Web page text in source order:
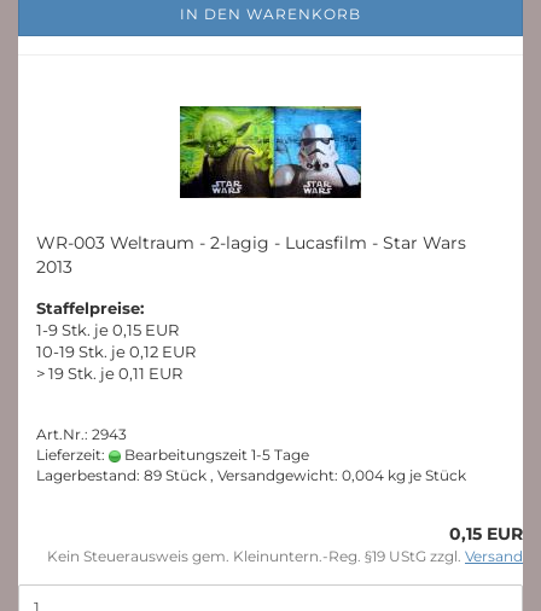
IN DEN WARENKORB
WR-003 Weltraum - 2-lagig - Lucasfilm - Star Wars
2013
Staffelpreise:
1-9 Stk. je 0,15 EUR
10-19 Stk. je 0,12 EUR
> 19 Stk. je 0,11 EUR
Art.Nr.: 2943
Lieferzeit:
Bearbeitungszeit 1-5 Tage
Lagerbestand: 89 Stück , Versandgewicht: 0,004 kg je Stück
0,15 EUR
Kein Steuerausweis gem. Kleinuntern.-Reg. §19 UStG zzgl. Versand